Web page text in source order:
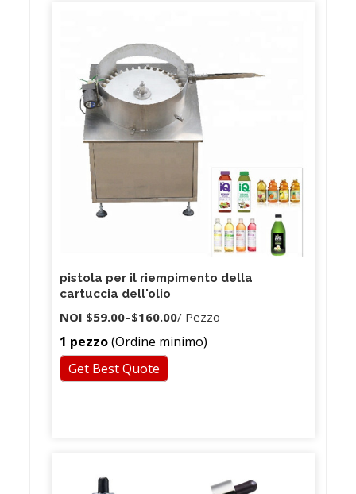
pistola per il riempimento della
cartuccia dell'olio
NOI $59.00–$160.00/ Pezzo
1 pezzo(Ordine minimo)
Get Best Quote